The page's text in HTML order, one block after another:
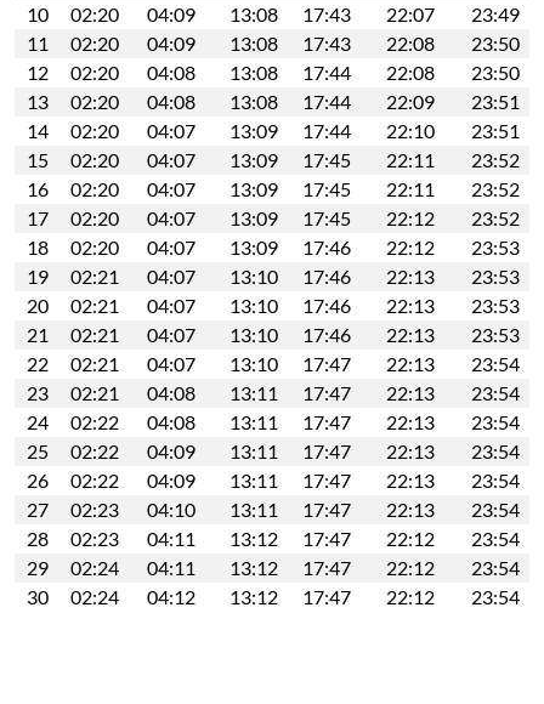
10
02:20 04:09 13:08 17:43 22:07
23:49
11
02:20 04:09 13:08 17:43 22:08
23:50
12
02:20 04:08 13:08 17:44 22:08
23:50
13
02:20 04:08 13:08 17:44 22:09
23:51
14
02:20 04:07 13:09 17:44 22:10
23:51
15
02:20 04:07 13:09 17:45 22:11
23:52
16
02:20 04:07 13:09 17:45 22:11
23:52
17
02:20 04:07 13:09 17:45 22:12
23:52
18
02:20 04:07 13:09 17:46 22:12
23:53
19
02:21 04:07 13:10 17:46 22:13
23:53
20
02:21 04:07 13:10 17:46 22:13
23:53
21
02:21 04:07 13:10 17:46 22:13
23:53
22
02:21 04:07 13:10 17:47 22:13
23:54
23
02:21 04:08 13:11 17:47 22:13
23:54
24
02:22 04:08 13:11 17:47 22:13
23:54
25
02:22 04:09 13:11 17:47 22:13
23:54
26
02:22 04:09 13:11 17:47 22:13
23:54
27
02:23 04:10 13:11 17:47 22:13
23:54
28
02:23 04:11 13:12 17:47 22:12
23:54
29
02:24 04:11 13:12 17:47 22:12
23:54
30
02:24 04:12 13:12 17:47 22:12 23:54